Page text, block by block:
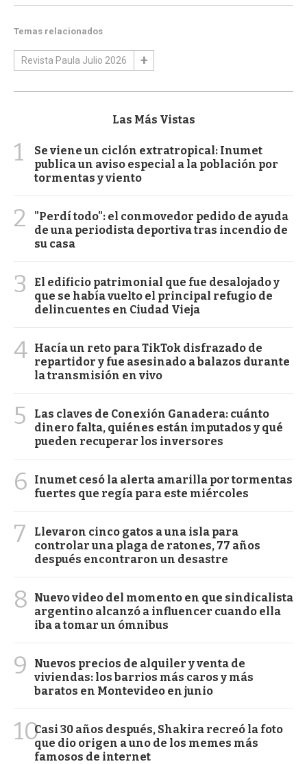
Temas relacionados
Revista Paula Julio 2026
Las Más Vistas
1
Se viene un ciclón extratropical: Inumet
publica un aviso especial a la población por
tormentas y viento
2
"Perdí todo": el conmovedor pedido de ayuda
de una periodista deportiva tras incendio de
su casa
3
El edificio patrimonial que fue desalojado y
que se había vuelto el principal refugio de
delincuentes en Ciudad Vieja
4 Hacía un reto para TikTok disfrazado de
repartidor y fue asesinado a balazos durante
la transmisión en vivo
5
Las claves de Conexión Ganadera: cuánto
dinero falta, quiénes están imputados y qué
pueden recuperar los inversores
6
Inumet cesó la alerta amarilla por tormentas
fuertes que regía para este miércoles
7
Llevaron cinco gatos a una isla para
controlar una plaga de ratones, 77 años
después encontraron un desastre
8
Nuevo video del momento en que sindicalista
argentino alcanzó a influencer cuando ella
iba a tomar un ómnibus
9
Nuevos precios de alquiler y venta de
viviendas: los barrios más caros y más
baratos en Montevideo en junio
10Casi 30 años después, Shakira recreó la foto
que dio origen a uno de los memes más
famosos de internet